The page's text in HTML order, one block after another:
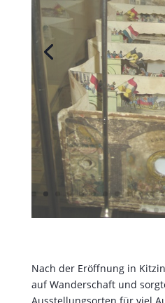
Nach der Eröffnung in
auf Wanderschaft und
Ausstellungsorten für viel
Einblick in die besondere
dieser Zeit begeisterte die
auch eine Darstellung des
Zeit, welcher von der
dieses Stück
Stationen der Ausstellung